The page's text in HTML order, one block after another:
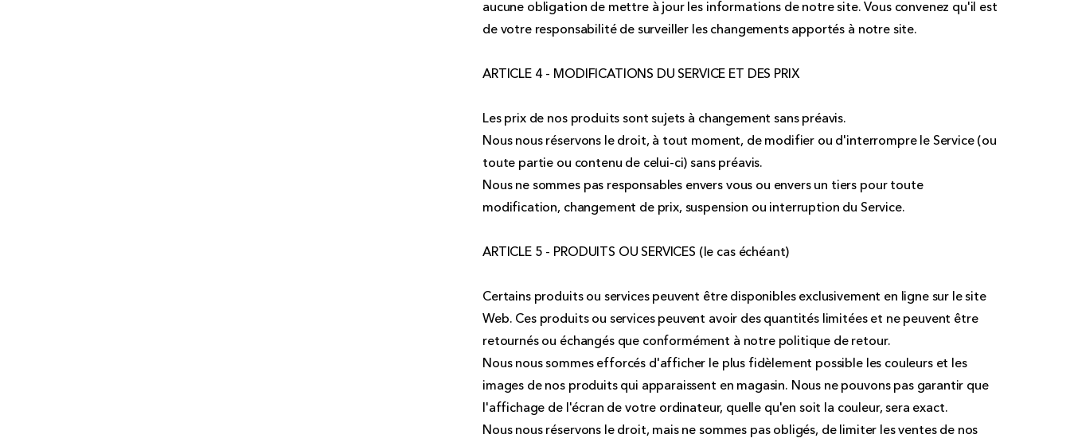
aucune obligation de mettre à jour les informations de notre site. Vous convenez qu'il est
de votre responsabilité de surveiller les changements apportés à notre site.
ARTICLE 4 - MODIFICATIONS DU SERVICE ET DES PRIX
Les prix de nos produits sont sujets à changement sans préavis.
Nous nous réservons le droit, à tout moment, de modifier ou d'interrompre le Service (ou
toute partie ou contenu de celui-ci) sans préavis.
Nous ne sommes pas responsables envers vous ou envers un tiers pour toute
modification, changement de prix, suspension ou interruption du Service.
ARTICLE 5 - PRODUITS OU SERVICES (le cas échéant)
Certains produits ou services peuvent être disponibles exclusivement en ligne sur le site
Web. Ces produits ou services peuvent avoir des quantités limitées et ne peuvent être
retournés ou échangés que conformément à notre politique de retour.
Nous nous sommes efforcés d'afficher le plus fidèlement possible les couleurs et les
images de nos produits qui apparaissent en magasin. Nous ne pouvons pas garantir que
l'affichage de l'écran de votre ordinateur, quelle qu'en soit la couleur, sera exact.
Nous nous réservons le droit, mais ne sommes pas obligés, de limiter les ventes de nos